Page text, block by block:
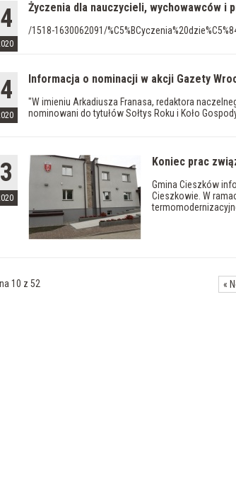
Życzenia dla nauczycieli, wychowawców i
/1518-1630062091/
Informacja o nominacji w akcji Gazety
"W imieniu Arkadiusza Franasa, redaktora
nominowani do tytułów Sołtys Roku i Koło
Koniec prac
Gmina Cieszków
Cieszkowie. W
10 z 52 «